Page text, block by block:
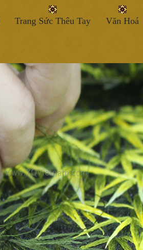
Trang Sức Thêu Tay Văn Hoá